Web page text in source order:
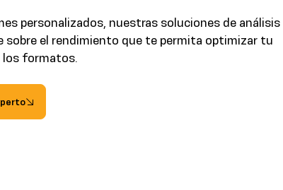
personalizados, nuestras soluciones de análisis
sobre el rendimiento que te permita optimizar tu
los formatos.